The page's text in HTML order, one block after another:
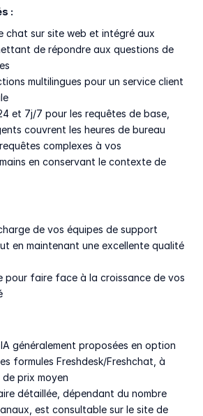
:
chat sur site web et intégré aux
de répondre aux questions de
multilingues pour un service client
et 7j/7 pour les requêtes de base,
couvrent les heures de bureau
complexes à vos
en conservant le contexte de
de vos équipes de support
en maintenant une excellente qualité
pour faire face à la croissance de vos
généralement proposées en option
formules Freshdesk/Freshchat, à
prix moyen
détaillée, dépendant du nombre
est consultable sur le site de